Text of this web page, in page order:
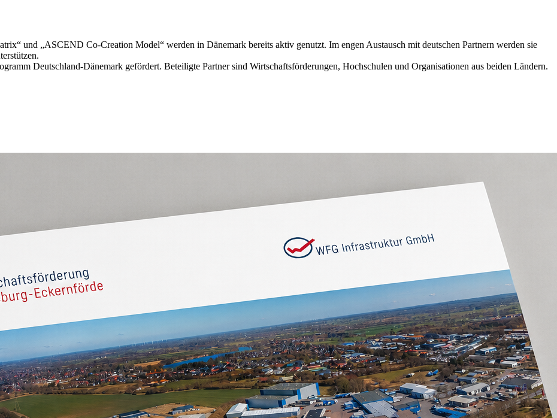
und „ASCEND Co-Creation Model“ werden in Dänemark bereits aktiv genutzt. Im engen Austausch mit deutschen Partnern werden sie
Deutschland-Dänemark gefördert. Beteiligte Partner sind Wirtschaftsförderungen, Hochschulen und Organisationen aus beiden Ländern.